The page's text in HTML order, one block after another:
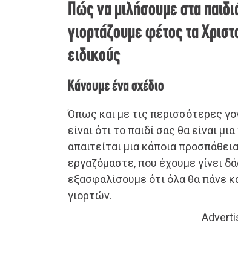
Πώς να μιλήσουμε στα
γιορτάζουμε φέτος τα
ειδικούς
Κάνουμε ένα σχέδιο
Όπως και με τις περισσότερες
είναι ότι το παιδί σας θα είναι
απαιτείται μια κάποια
εργαζόμαστε, που έχουμε γίνει
εξασφαλίσουμε ότι όλα θα πάνε
γιορτών.